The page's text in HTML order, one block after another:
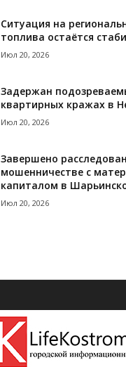
Ситуация на
топлива остаётся
Июл 20, 2026
Задержан
квартирных кражах в
Июл 20, 2026
Завершено
мошенничестве с
капиталом в
Июл 20, 2026